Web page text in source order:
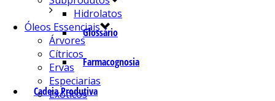
Glossário
Farmacognosia
Cadeia Produtiva
Hidrolatos
Óleos Essenciais
Árvores
Cítricos
Ervas
Especiarias
Exóticos